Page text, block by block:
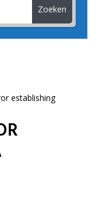
Zoeken
establishing